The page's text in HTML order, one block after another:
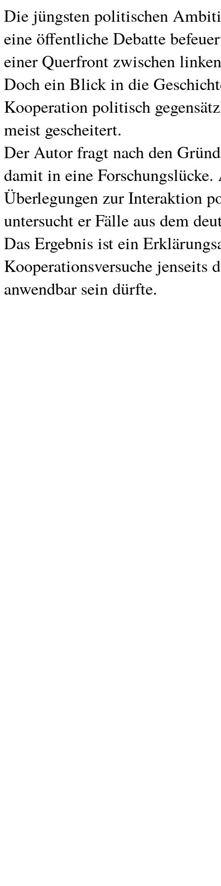
Die jüngsten politischen
eine öffentliche Debatte
einer Querfront zwischen
Doch ein Blick in die
Kooperation politisch
meist gescheitert.
Der Autor fragt nach den
damit in eine
Überlegungen zur Interaktion
untersucht er Fälle aus dem
Das Ergebnis ist ein
Kooperationsversuche
anwendbar sein dürfte.